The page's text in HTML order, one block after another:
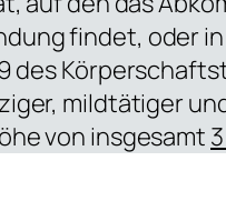
findet, oder
des
mildtätiger
von insgesamt